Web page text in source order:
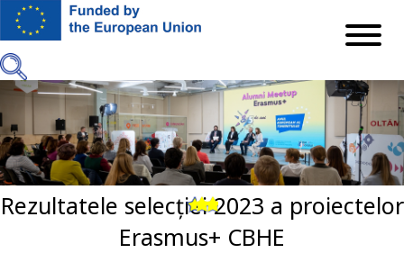
Mergi
principal
Previous
Next
Rezultatele selecției 2023 a proiectelor
Erasmus+ CBHE